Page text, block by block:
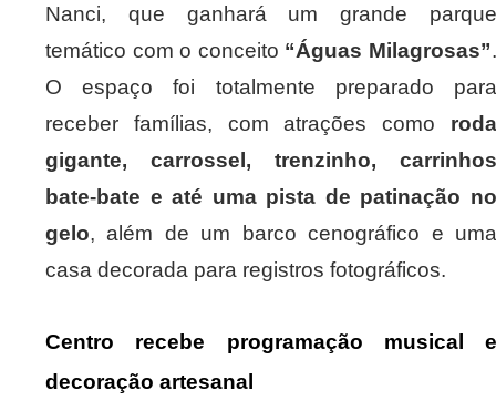
Nanci, que ganhará um grande parque
temático com o conceito “Águas Milagrosas”
O espaço foi totalmente preparado para
receber famílias, com atrações como roda
gigante, carrossel, trenzinho, carrinhos
bate-bate e até uma pista de patinação no
gelo, além de um barco cenográfico e uma
casa decorada para registros fotográficos.
Centro recebe programação musical e
decoração artesanal